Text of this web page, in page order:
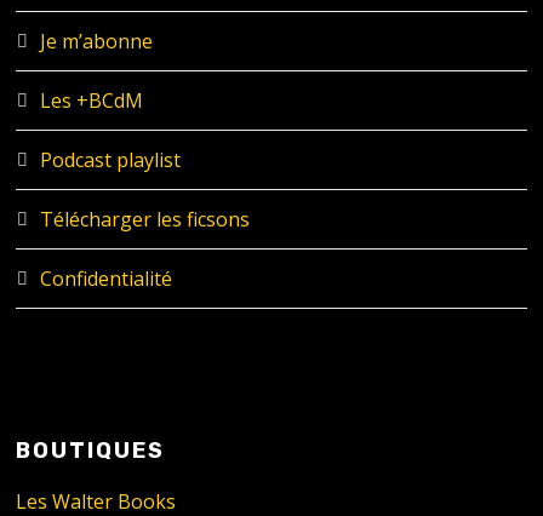
Je m’abonne
Les +BCdM
Podcast playlist
Télécharger les ficsons
Confidentialité
BOUTIQUES
Les Walter Books